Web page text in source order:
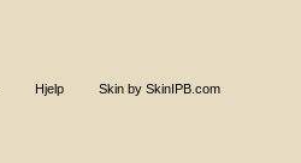
Hjelp Skin by SkinIPB.com